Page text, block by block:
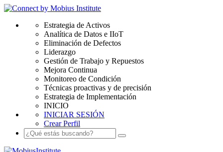
Estrategia de Activos
Analítica de Datos e IIoT
Eliminación de Defectos
Liderazgo
Gestión de Trabajo y Repuestos
Mejora Continua
Monitoreo de Condición
Técnicas proactivas y de precisión
Estrategia de Implementación
INICIO
INICIAR SESIÓN
Crear Perfil